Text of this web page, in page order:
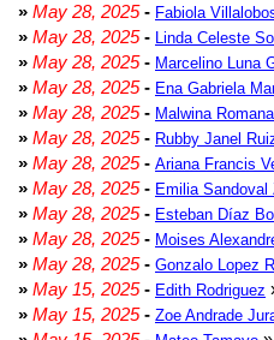
» May 28, 2025- Fabiola
» May 28, 2025- Linda Celeste
» May 28, 2025- Marcelino Luna
» May 28, 2025- Ena Gabriela
» May 28, 2025- Malwina
» May 28, 2025- Rubby Janel
» May 28, 2025- Ariana Francis
» May 28, 2025- Emilia Sandoval
» May 28, 2025- Esteban Díaz
» May 28, 2025- Moises
» May 28, 2025- Gonzalo Lopez
» May 15, 2025- Edith Rodriguez
» May 15, 2025- Zoe Andrade